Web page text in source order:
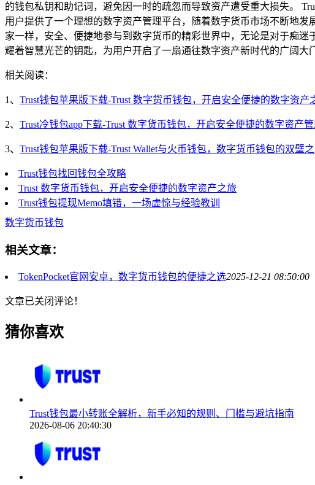
的钱包私钥和助记词，避免因一时的疏忽而导致资产遭受重大损失。
用户提供了一个理想的数字资产管理平台，随着数字货币市场不断地
家一样，安全、便捷地参与到数字货币的精彩世界中，无论是对于痴
耀着智慧光芒的钥匙，为用户开启了一扇通往数字资产新时代的广阔
相关阅读：
1、 Trust钱包苹果版下载-Trust 数字货币钱包，开启安全便捷的数字资产
2、 Trust冷钱包app下载-Trust 数字货币钱包，开启安全便捷的数字资产
3、 Trust钱包苹果版下载-Trust Wallet与火币钱包，数字货币钱包的双璧
Trust钱包找回钱包全攻略
Trust 数字货币钱包，开启安全便捷的数字资产之旅
Trust钱包提现Memo填错，一场虚惊与经验教训
数字货币钱包
相关文章：
TokenPocket官网安卓，数字货币钱包的便捷之选2025-12-21 08:50:00
文章已关闭评论！
猜你喜欢
Trust钱包最小转账全解析，新手必知的规则、门槛与避坑指南
2026-08-06 20:40:30